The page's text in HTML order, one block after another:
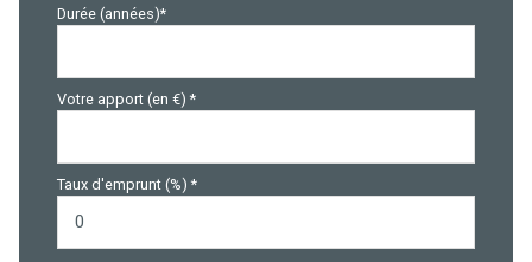
Durée (années)*
Votre apport (en €) *
Taux d'emprunt (%) *